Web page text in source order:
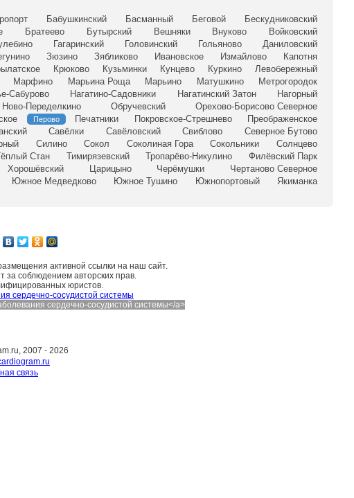
Бабушкинский Басманный Беговой
Бескудниковский
Братеево Бутырский Вешняки Внуково
Войковский
Гагаринский Головинский Гольяново
Даниловский
Зюзино Зябликово Ивановское Измайлово
Капотня
Крюково Кузьминки Кунцево Куркино
Левобережный
Марфино Марьина Роща Марьино Матушкино
Метрогородок
Сабурово Нагатино-Садовники Нагатинский Затон
Нагорный
Ново-Переделкино Обручевский
Орехово-Борисово Северное
Перово Печатники Покровское-Стрешнево
Преображенское
Савёлки Савёловский Свиблово
Северное Бутово
Силино Сокол Соколиная Гора Сокольники
Солнцево
Стан Тимирязевский Тропарёво-Никулино
Филёвский Парк
Хорошёвский Царицыно Черёмушки
Чертаново Северное
Южное Медведково Южное Тушино Южнопортовый
Якиманка
активной ссылки на наш сайт.
за соблюдением авторских прав.
юристов.
сердечно-сосудистой системы
сердечно-сосудистой системы</a>
2007 - 2026
связь